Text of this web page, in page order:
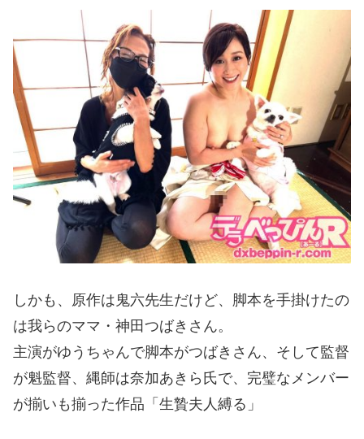
しかも、原作は鬼六先生だけど、脚本を手掛けたの
は我らのママ・神田つばきさん。
主演がゆうちゃんで脚本がつばきさん、そして監督
が魁監督、縄師は奈加あきら氏で、完璧なメンバー
が揃いも揃った作品「生贄夫人縛る」